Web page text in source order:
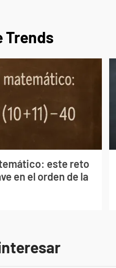
Trends
este reto
en el orden de la